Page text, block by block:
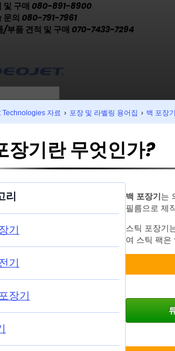
및 구매 080-891-8900
문의 080-791-7961
/부품 견적 및 구매 070-7433-7294
Technologies 자료 › 포장 및 라벨링 용어집 › 백 포장기
장기란 무엇인가?
리
기
기
장기
백 포장기 는
필름으로 제
스틱 포장기
여 스틱 팩은